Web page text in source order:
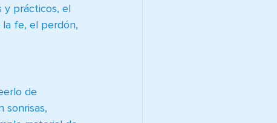
y prácticos, el
la fe, el perdón,
de
sonrisas,